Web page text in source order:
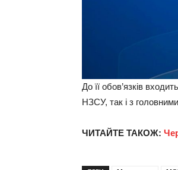
До її обов’язків
НЗСУ, так і з
ЧИТАЙТЕ ТАКОЖ: